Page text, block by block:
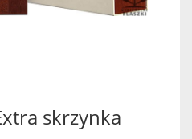
skrzynka